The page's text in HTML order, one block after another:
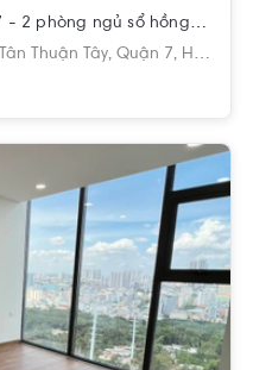
Bán căn hộ Eco Green Quận 7 - 2 phòng ngủ sổ hồng sẵn
Tân Thuận Tây, Quận 7, Hồ Chí Minh